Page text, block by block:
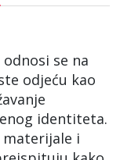
se na
odjeću kao
identiteta.
i